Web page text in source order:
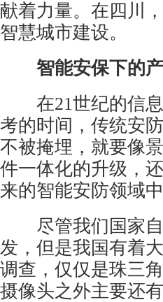
献着力量。在四川
智慧城市建设。
智能安保下的
在21世纪的信息
考的时间，传统安
不被掩埋，就要像
件一体化的升级，
来的智能安防领域
尽管我们国家自
发，但是我国有着
调查，仅仅是珠三
摄像头之外主要还